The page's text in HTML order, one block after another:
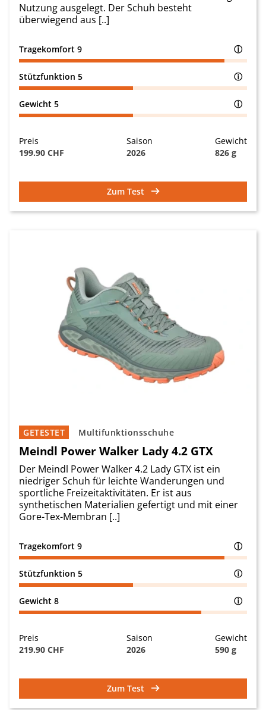
Nutzung ausgelegt. Der Schuh besteht
überwiegend aus [..]
Tragekomfort 9 ⓘ
Stützfunktion 5 ⓘ
Gewicht 5 ⓘ
Preis
199.90 CHF
Saison
2026
Gewicht
826 g
Zum Test
Multifunktionsschuhe
GETESTET
Meindl Power Walker Lady 4.2 GTX
Der Meindl Power Walker 4.2 Lady GTX ist ein
niedriger Schuh für leichte Wanderungen und
sportliche Freizeitaktivitäten. Er ist aus
synthetischen Materialien gefertigt und mit einer
Gore-Tex-Membran [..]
Tragekomfort 9 ⓘ
Stützfunktion 5 ⓘ
Gewicht 8 ⓘ
Preis
219.90 CHF
Saison
2026
Gewicht
590 g
Zum Test